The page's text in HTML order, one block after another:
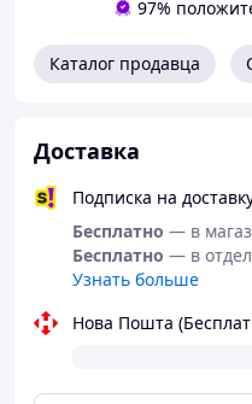
кругом, треугольником и
захватывающим сюжетом
Карточки подойдут для
Элемент декора для
Стильный аксессуар
Часть коллекции
Стандартные размеры
Характеристики:
97%
Каталог продавца
Доставка
Подписка на
Бесплатно — в
Бесплатно — в
Узнать больше
Нова Пошта